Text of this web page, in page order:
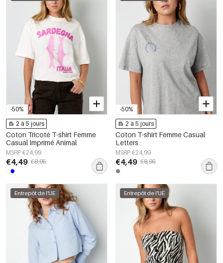
-50%
2 à 5 jours
Coton Tricoté T-shirt Femme
Casual Imprimé Animal
MSRP €24,99
€4,49 €8,95
-50%
2 à 5 jours
Coton T-shirt Femme Casual
Letters
MSRP €24,99
€4,49 €8,95
Entrepôt de l'UE Entrepôt de l'UE